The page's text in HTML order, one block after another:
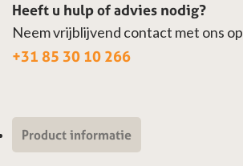
Heeft u hulp of advies nodig?
Neem vrijblijvend contact met ons op
+31 85 30 10 266
Product informatie